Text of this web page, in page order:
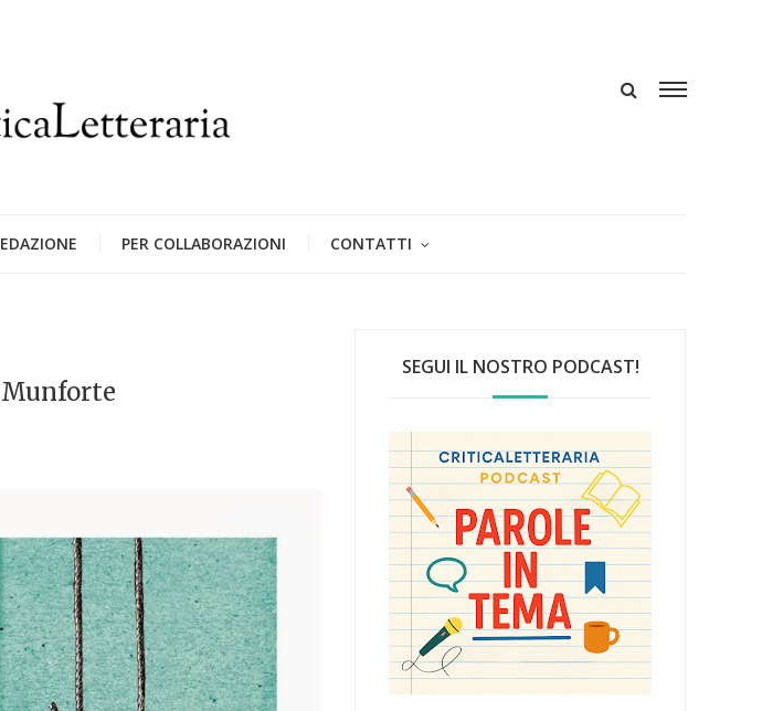
PER COLLABORAZIONI CONTATTI
SEGUI IL NOSTRO PODCAST!